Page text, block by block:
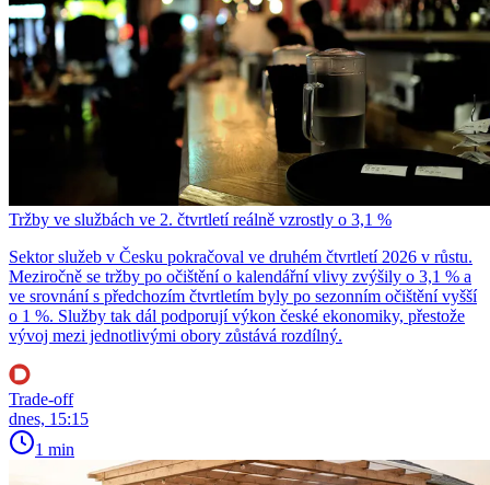
Tržby ve službách ve 2. čtvrtletí reálně vzrostly o 3,1 %
Sektor služeb v Česku pokračoval ve druhém čtvrtletí 2026 v růstu.
Meziročně se tržby po očištění o kalendářní vlivy zvýšily o 3,1 % a
ve srovnání s předchozím čtvrtletím byly po sezonním očištění vyšší
o 1 %. Služby tak dál podporují výkon české ekonomiky, přestože
vývoj mezi jednotlivými obory zůstává rozdílný.
Trade-off
dnes, 15:15
1 min